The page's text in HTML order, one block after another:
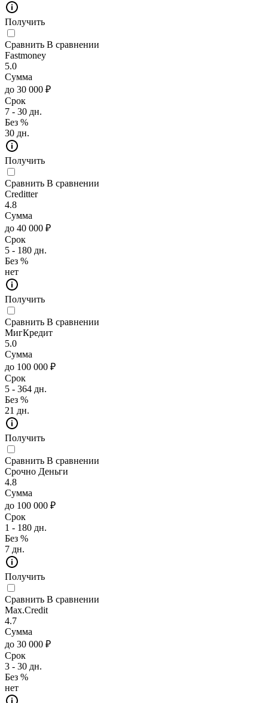
Получить
Сравнить В сравнении
Fastmoney
5.0
Сумма
до 30 000 ₽
Срок
7 - 30 дн.
Без %
30 дн.
Получить
Сравнить В сравнении
Creditter
4.8
Сумма
до 40 000 ₽
Срок
5 - 180 дн.
Без %
нет
Получить
Сравнить В сравнении
МигКредит
5.0
Сумма
до 100 000 ₽
Срок
5 - 364 дн.
Без %
21 дн.
Получить
Сравнить В сравнении
Срочно Деньги
4.8
Сумма
до 100 000 ₽
Срок
1 - 180 дн.
Без %
7 дн.
Получить
Сравнить В сравнении
Max.Credit
4.7
Сумма
до 30 000 ₽
Срок
3 - 30 дн.
Без %
нет